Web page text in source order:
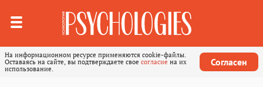
На информационном ресурсе применяются cookie-файлы.
Оставаясь на сайте, вы подтверждаете свое согласие на их
использование.
Согласен